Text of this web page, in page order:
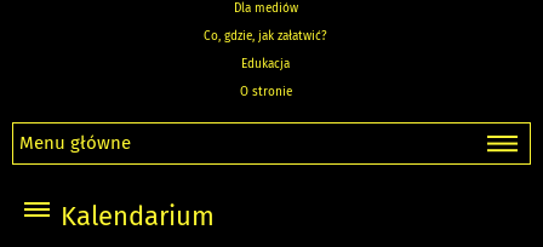
Dla mediów
Co, gdzie, jak załatwić?
Edukacja
O stronie
Menu główne
Kalendarium